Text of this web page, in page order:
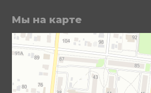
Мы на карте